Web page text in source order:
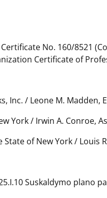
No. 160/8521
Certificate of
/ Leone M. Madden,
York / Irwin A. Conroe,
of New York / Louis
Suskaldymo plano